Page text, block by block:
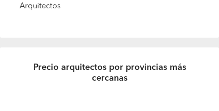
Arquitectos
Precio arquitectos por provincias más
cercanas